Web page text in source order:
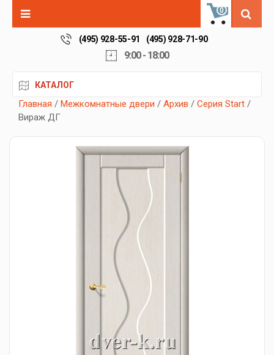
0
(495) 928-55-91 (495) 928-71-90
9:00 - 18:00
КАТАЛОГ
Главная / Межкомнатные двери / Архив / Серия Start /
Вираж ДГ